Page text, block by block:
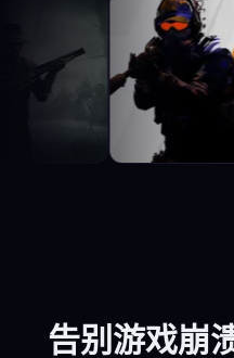
告别游戏崩溃